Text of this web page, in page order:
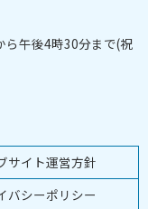
サイト運営方針
バシーポリシー
ら午後4時30分まで(祝